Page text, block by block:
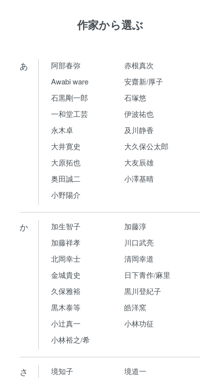
作家から選ぶ
あ 阿部春弥
赤根真次
Awabi ware
安齋新/厚子
石黒剛一郎
石塚悠
一和堂工芸
伊波祐也
永木卓
及川静香
大井寛史
大久保公太郎
大原拓也
大友辰雄
奥田誠二
小澤基晴
小野陽介
か 加生智子
加藤淳
加藤祥孝
川口武亮
北岡幸士
清岡幸道
金城貴史
日下青作/麻里
久保雅裕
黒川登紀子
黒木泰等
皓洋窯
小辻真一
小林功征
小林裕之/希
さ 境知子
境道一